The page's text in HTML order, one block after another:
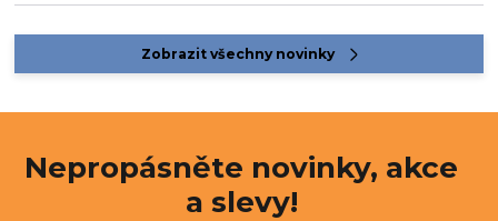
Zobrazit všechny novinky
Nepropásněte novinky, akce
a slevy!